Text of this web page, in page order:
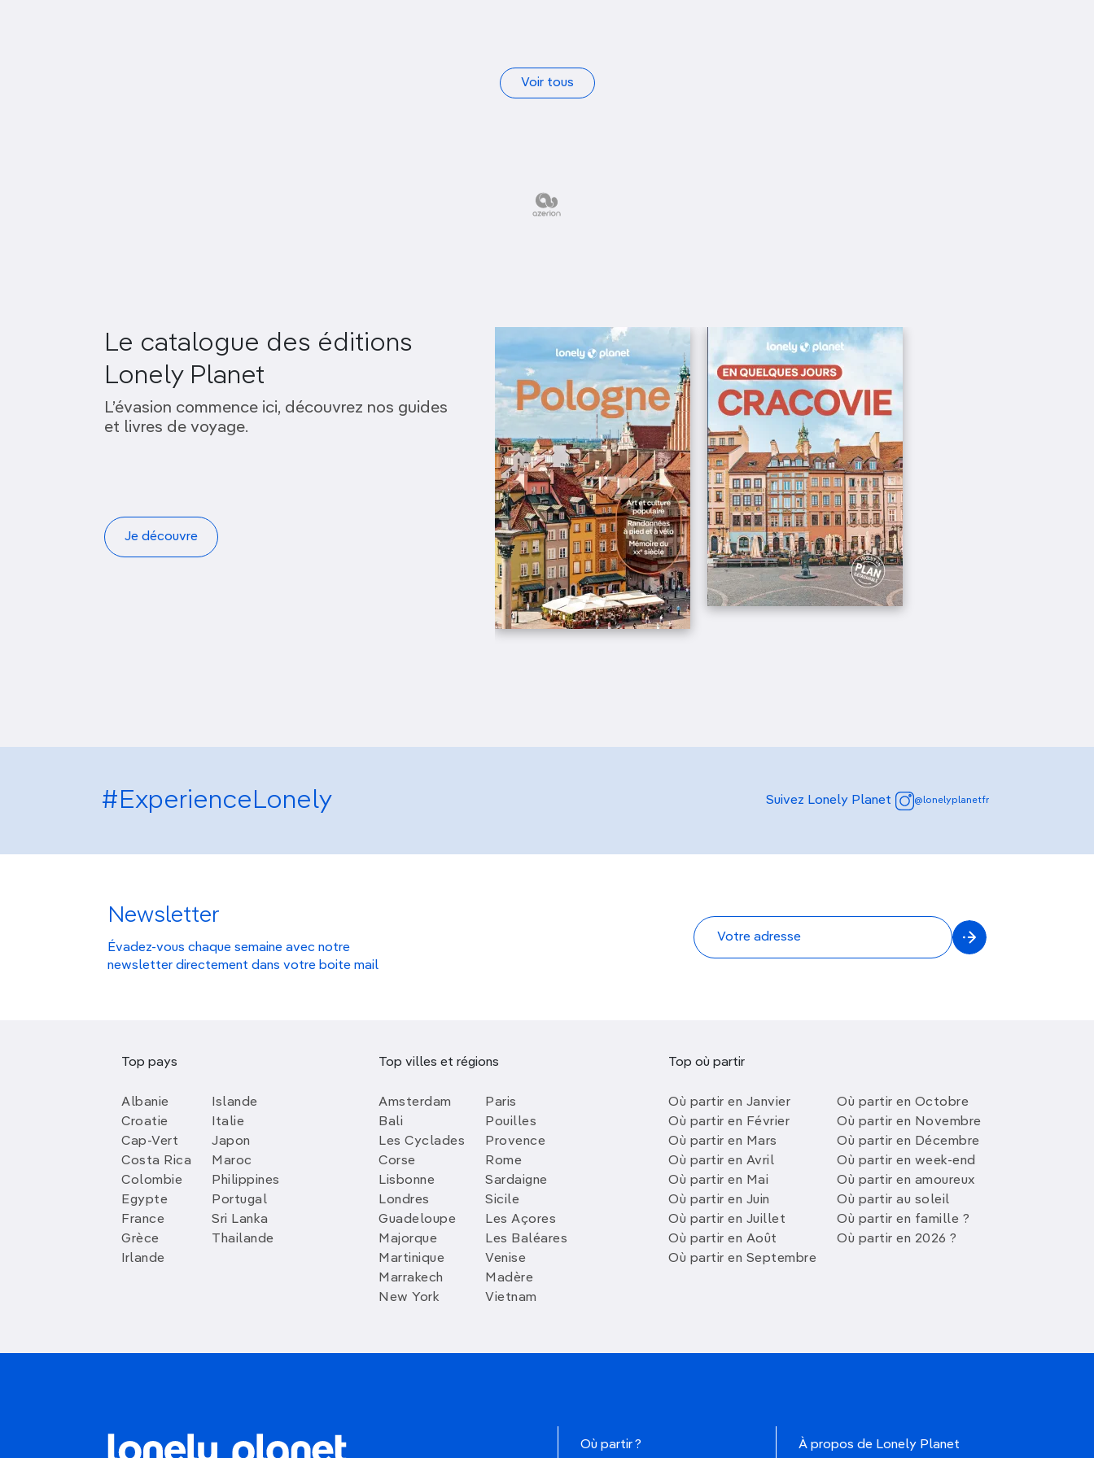
Voir tous
Le catalogue des éditions
Lonely Planet
L’évasion commence ici, découvrez nos guides
et livres de voyage.
Je découvre
#ExperienceLonely Suivez Lonely Planet @lonelyplanetfr
Newsletter
Évadez-vous chaque semaine avec notre
newsletter directement dans votre boite mail
Top pays
Albanie
Croatie
Cap-Vert
Costa Rica
Colombie
Egypte
France
Grèce
Irlande
Islande
Italie
Japon
Maroc
Philippines
Portugal
Sri Lanka
Thailande
Top villes et régions
Amsterdam
Bali
Les Cyclades
Corse
Lisbonne
Londres
Guadeloupe
Majorque
Martinique
Marrakech
New York
Paris
Pouilles
Provence
Rome
Sardaigne
Sicile
Les Açores
Les Baléares
Venise
Madère
Vietnam
Top où partir
Où partir en Janvier
Où partir en Février
Où partir en Mars
Où partir en Avril
Où partir en Mai
Où partir en Juin
Où partir en Juillet
Où partir en Août
Où partir en Septembre
Où partir en Octobre
Où partir en Novembre
Où partir en Décembre
Où partir en week-end
Où partir en amoureux
Où partir au soleil
Où partir en famille ?
Où partir en 2026 ?
Où partir ? À propos de Lonely Planet